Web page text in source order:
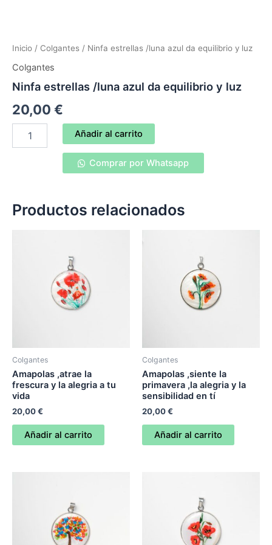
Inicio / Colgantes / Ninfa estrellas /luna azul da equilibrio y luz
Colgantes
Ninfa estrellas /luna azul da equilibrio y luz
20,00 €
estrellas
y
luz
Añadir al carrito
Comprar por Whatsapp
Productos relacionados
Colgantes
Amapolas ,atrae la
frescura y la alegria a tu
vida
20,00€
Añadir al carrito
Colgantes
Amapolas ,siente la
primavera ,la alegria y la
sensibilidad en tí
20,00€
Añadir al carrito